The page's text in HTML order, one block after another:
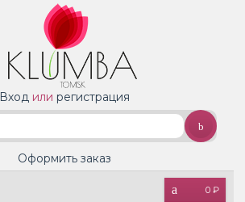
Вход или регистрация
0 ₽
Оформить заказ